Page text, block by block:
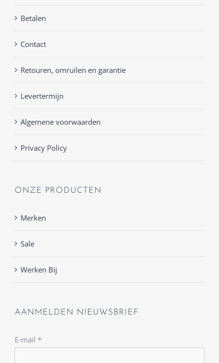
Betalen
Contact
Retouren, omruilen en garantie
Levertermijn
Algemene voorwaarden
Privacy Policy
ONZE PRODUCTEN
Merken
Sale
Werken Bij
AANMELDEN NIEUWSBRIEF
E-mail *